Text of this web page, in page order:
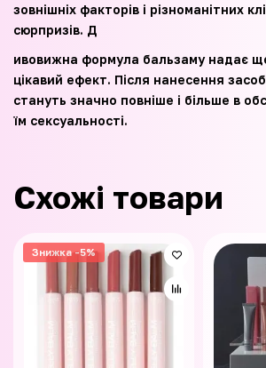
зовнішніх факторів і різноманітних
сюрпризів. Д
ивовижна формула бальзаму надає
цікавий ефект. Після нанесення
стануть значно повніше і більше в
їм сексуальності.
Схожі товари
Знижка -5%